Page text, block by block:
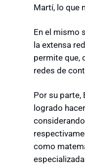
Martí, lo que
En el mismo
la extensa
permite que,
redes de
Por su parte,
logrado
como